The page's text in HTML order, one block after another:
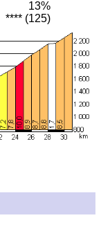
13%
**** (125)